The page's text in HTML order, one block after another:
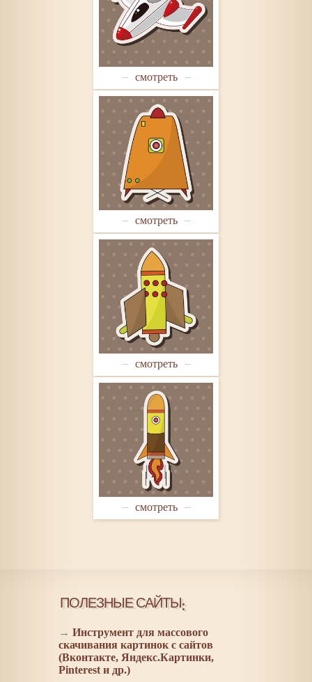
смотреть
смотреть
смотреть
смотреть
ПОЛЕЗНЫЕ САЙТЫ:
→ Инструмент для массового
скачивания картинок с сайтов
(Вконтакте, Яндекс.Картинки,
Pinterest и др.)